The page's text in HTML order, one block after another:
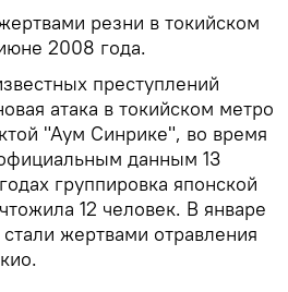
резни в токийском
2008 года.
преступлений
атака в токийском метро
"Аум Синрике", во время
данным 13
группировка японской
12 человек. В январе
жертвами отравления